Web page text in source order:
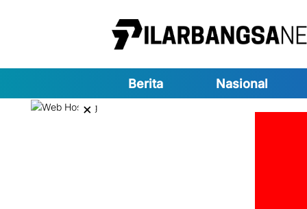
Berita Nasional
×